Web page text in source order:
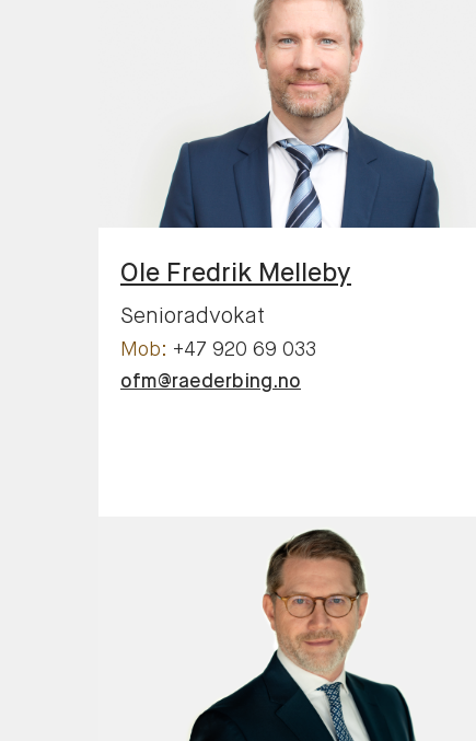
Ole Fredrik Melleby
Senioradvokat
+47 920 69 033
ofm@raederbing.no